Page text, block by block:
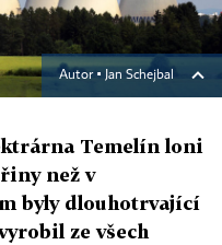
Autor ▪ Jan Schejbal
Temelín loni
než v
byly dlouhotrvající
ze všech